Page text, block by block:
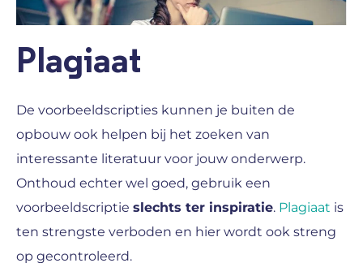
Plagiaat
De voorbeeldscripties kunnen je buiten de
opbouw ook helpen bij het zoeken van
interessante literatuur voor jouw onderwerp.
Onthoud echter wel goed, gebruik een
voorbeeldscriptie slechts ter inspiratie. Plagiaat is
ten strengste verboden en hier wordt ook streng
op gecontroleerd.